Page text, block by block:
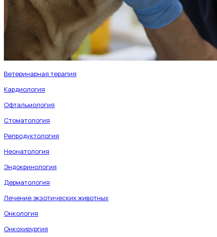
Ветеринарная терапия
Кардиология
Офтальмология
Стоматология
Репродуктология
Неонатология
Эндокринология
Дерматология
Лечение экзотических животных
Онкология
Онкохирургия